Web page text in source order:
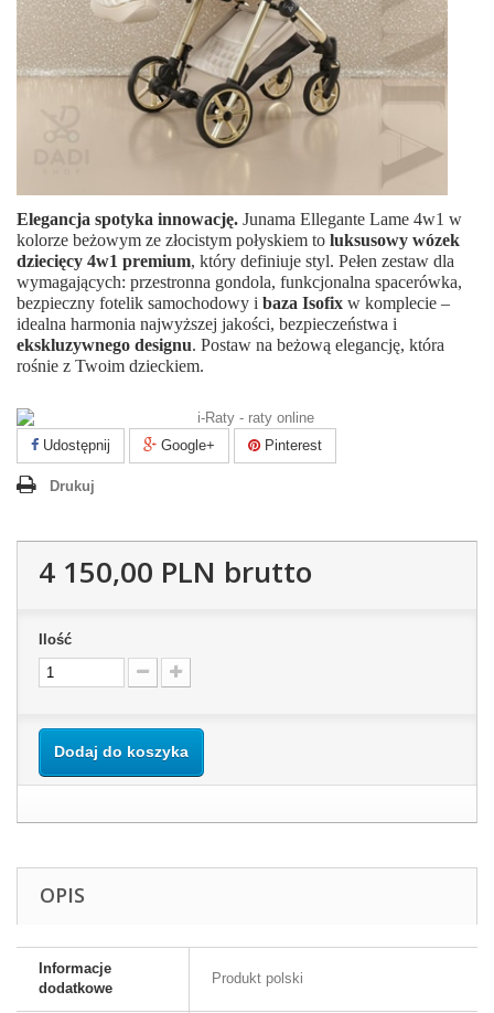
Elegancja spotyka innowację. Junama Ellegante Lame 4w1 w
kolorze beżowym ze złocistym połyskiem to luksusowy wózek
dziecięcy 4w1 premium, który definiuje styl. Pełen zestaw dla
wymagających: przestronna gondola, funkcjonalna spacerówka,
bezpieczny fotelik samochodowy i baza Isofix w komplecie –
idealna harmonia najwyższej jakości, bezpieczeństwa i
ekskluzywnego designu. Postaw na beżową elegancję, która
rośnie z Twoim dzieckiem.
Udostępnij Google+ Pinterest
Drukuj
4 150,00 PLN brutto
Ilość
Dodaj do koszyka
OPIS
Informacje
dodatkowe
Produkt polski